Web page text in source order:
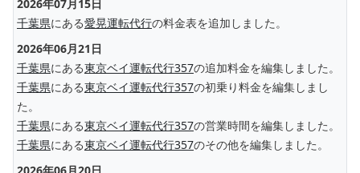
2026年07月15日
千葉県にある愛晃運転代行の料金表を追加しました。
2026年06月21日
千葉県にある東京ベイ運転代行357の追加料金を編集しました。
千葉県にある東京ベイ運転代行357の初乗り料金を編集しまし
た。
千葉県にある東京ベイ運転代行357の営業時間を編集しました。
千葉県にある東京ベイ運転代行357のその他を編集しました。